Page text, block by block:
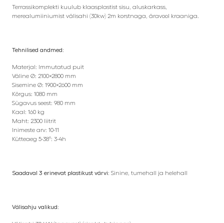
Terrassikomplekti kuulub klaasplastist sisu, aluskarkass,
merealumiiniumist välisahi (30kw) 2m korstnaga, äravool kraaniga.
Tehnilised andmed:
Materjal: Immutatud puit
Väline Ø: 2100×2800 mm
Sisemine Ø: 1900×2600 mm
Kõrgus: 1080 mm
Sügavus seest: 980 mm
Kaal: 160 kg
Maht: 2300 liitrit
Inimeste arv: 10-11
Kütteaeg 5-38°: 3-4h
Saadaval 3 erinevat plastikust värvi: Sinine, tumehall ja helehall
Välisahju valikud: